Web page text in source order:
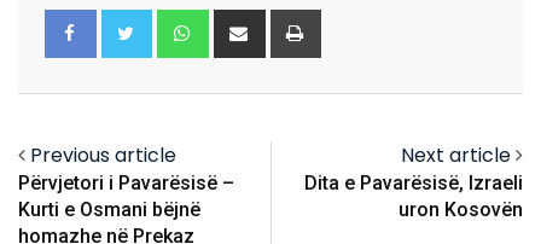
Whatsapp
Share
via
Previous article
Përvjetori i Pavarësisë –
Kurti e Osmani bëjnë
homazhe në Prekaz
Next article
Dita e Pavarësisë, Izraeli
uron Kosovën